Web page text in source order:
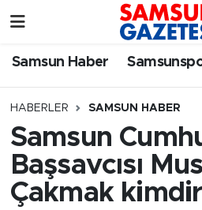
Samsun Haber
HABERLER SAMSUN HABER
Samsun
Başsavcısı
Çakmak
Samsun Haber
Samsun Rehberi
Resmi İlanlar
Samsun Nöbetçi
SAMSUN Namaz
Samsun Trafik Yoğunluk